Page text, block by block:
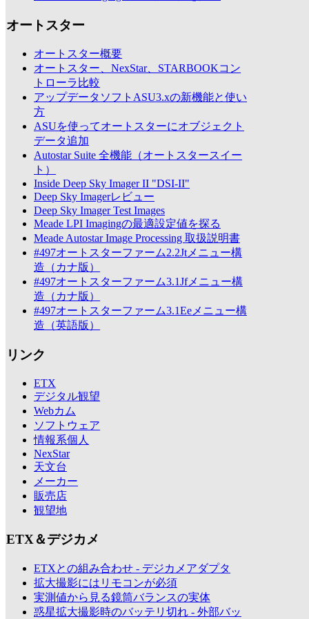
オートスター
オートスター概要
オートスター、NexStar、STARBOOKコン
トローラ比較
アップデータソフトASU3.xの新機能と使い
方
ASUを使ってオートスターにオブジェクト
データ追加
Autostar Suite 全機能（オートスタースイー
ト）
Inside Deep Sky Imager II "DSI-II"
Deep Sky Imagerレビュー
Deep Sky Imager Test Images
Meade LPI Imagingの最適設定値を探る
Meade Autostar Image Processing 取扱説明書
#497オートスターファーム2.2Jtメニュー構
造（カナ版）
#497オートスターファーム3.1Jfメニュー構
造（カナ版）
#497オートスターファーム3.1Eeメニュー構
造（英語版）
リンク
ETX
デジタル観望
Webカム
ソフトウェア
情報系個人
NexStar
天文台
メーカー
販売店
観望地
ETX＆デジカメ
ETXとの組み合わせ - デジカメアダプタ
拡大撮影にはリモコンが必須
実測値から見る鏡筒バランスの実体
惑星拡大撮影時のバッテリ切れ - 外部バッ